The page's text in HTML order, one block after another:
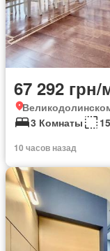
67 292 грн/
3 Комнаты
10 часов назад